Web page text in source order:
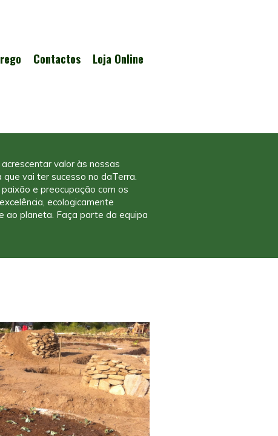
Contactos Loja Online
valor às nossas
vai ter sucesso no daTerra.
e preocupação com os
ecologicamente
ao planeta. Faça parte da equipa